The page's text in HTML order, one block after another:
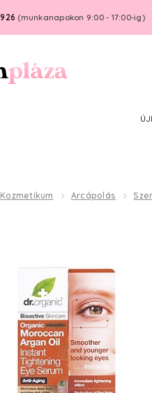
(munkanapokon 9:00 - 17:00-ig)
Kozmetikum Arcápolás